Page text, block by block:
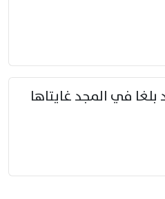
بلغا في المجد غايتاها